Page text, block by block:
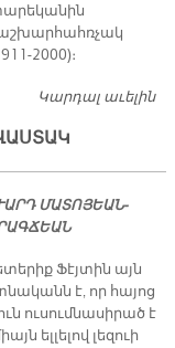
2000)։
Կարդալ աւելին
ՄԱՏՈՅԵԱՆ-
Ֆէյտին այն
է, որ հայոց
ուսումնասիրած է
ելլելով լեզուի